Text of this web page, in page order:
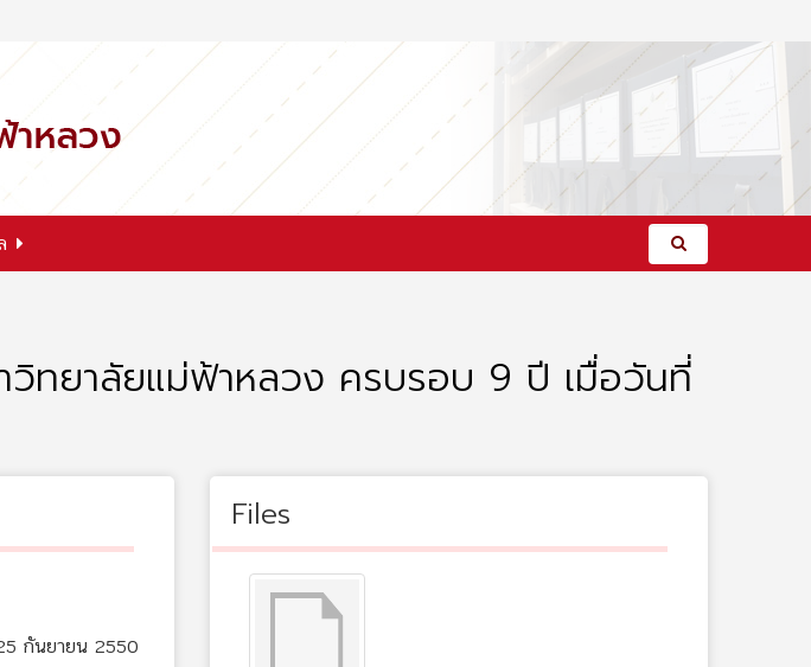
วิทยาลัยแม่ฟ้าหลวง ครบรอบ 9 ปี เมื่อวันที่
กันยายน 2550
Files